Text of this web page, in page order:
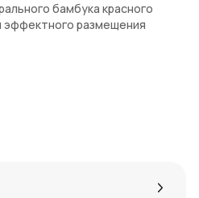
бамбука красного
эффектного размещения